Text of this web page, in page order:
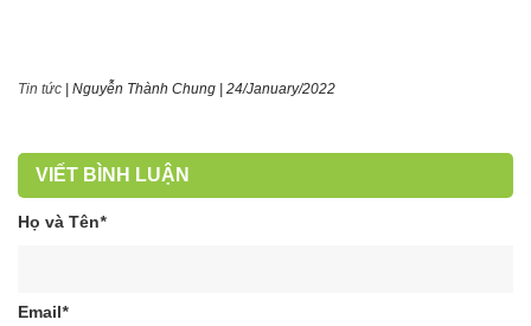
Tin tức Nguyễn Thành Chung 24/January/2022
VIẾT BÌNH LUẬN
Họ và Tên*
Email*